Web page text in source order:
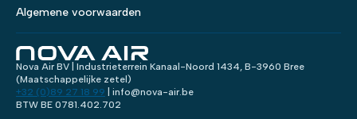
Algemene voorwaarden
+32 (0)89 27 18 99 | info@nova-air.be
BTW BE 0781.402.702
Nova Air BV | Industrieterrein Kanaal-Noord 1434, B-3960 Bree
(Maatschappelijke zetel)